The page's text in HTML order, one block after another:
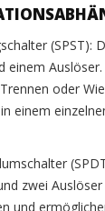
(SPST):
einem
oder
einem
zwei
und